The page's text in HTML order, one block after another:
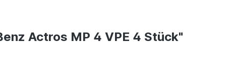
Actros MP 4 VPE 4 Stück"